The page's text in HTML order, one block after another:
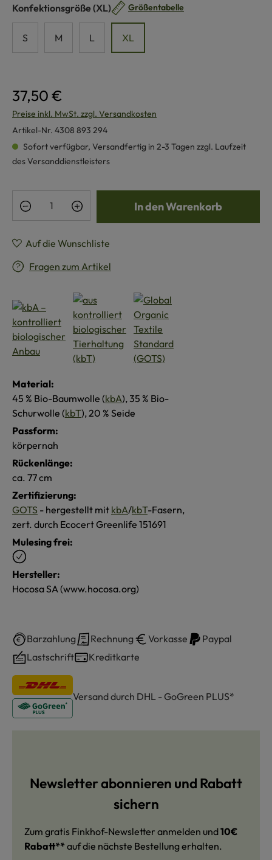
Konfektionsgröße auswählen
(XL) Größentabelle
S M L XL
37,50 €
Preise inkl. MwSt. zzgl. Versandkosten
Artikel-Nr. 4308 893 294
Sofort verfügbar, Versandfertig in 2-3 Tagen zzgl. Laufzeit
des Versanddienstleisters
Produkt Anzahl: Gib den gewünschten
In den Warenkorb
Auf die Wunschliste
Fragen zum Artikel
Material:
45 % Bio-Baumwolle (kbA), 35 % Bio-
Schurwolle (kbT), 20 % Seide
Passform:
körpernah
Rückenlänge:
ca. 77 cm
Zertifizierung:
GOTS - hergestellt mit kbA/kbT-Fasern,
zert. durch Ecocert Greenlife 151691
Mulesing frei:
Hersteller:
Hocosa SA (www.hocosa.org)
Barzahlung Rechnung Vorkasse
Paypal
Lastschrift
Kreditkarte
Versand durch DHL - GoGreen PLUS*
Newsletter abonnieren und Rabatt
sichern
Zum gratis Finkhof-Newsletter anmelden und10€
Rabatt** auf die nächste Bestellung erhalten.